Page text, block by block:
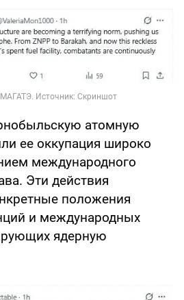
атомную
ее оккупация широко
международного
Эти действия
положения
и международных
ядерную